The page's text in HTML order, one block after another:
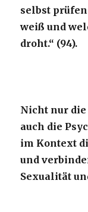
selbst
weiß und
droht.“ (94).
Nicht nur
auch die
im Kontext
und
Sexualität